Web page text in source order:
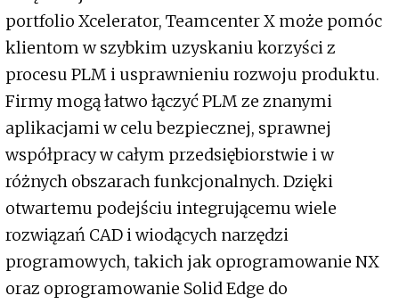
portfolio Xcelerator, Teamcenter X może pomóc
klientom w szybkim uzyskaniu korzyści z
procesu PLM i usprawnieniu rozwoju produktu.
Firmy mogą łatwo łączyć PLM ze znanymi
aplikacjami w celu bezpiecznej, sprawnej
współpracy w całym przedsiębiorstwie i w
różnych obszarach funkcjonalnych. Dzięki
otwartemu podejściu integrującemu wiele
rozwiązań CAD i wiodących narzędzi
programowych, takich jak oprogramowanie NX
oraz oprogramowanie Solid Edge do